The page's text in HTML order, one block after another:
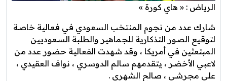
الرياض : « هاي كورة »
شارك عدد من نجوم المنتخب السعودي في فعالية خاصة
لتوقيع الصور التذكارية للجماهير والطلبة السعوديين
المبتعثين في أمريكا ، وقد شهدت الفعالية حضور عدد من
لاعبي الأخضر ، يتقدمهم سالم الدوسري ، نواف العقيدي ،
علي مجرشي ، صالح الشهري .